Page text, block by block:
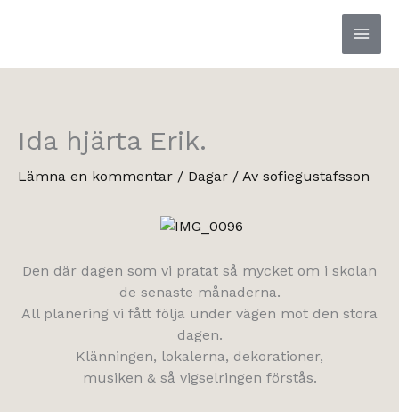
Ida hjärta Erik.
Lämna en kommentar / Dagar / Av sofiegustafsson
Den där dagen som vi pratat så mycket om i skolan
de senaste månaderna.
All planering vi fått följa under vägen mot den stora
dagen.
Klänningen, lokalerna, dekorationer,
musiken & så vigselringen förstås.